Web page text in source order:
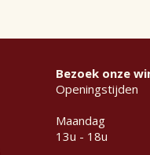
Bezoek onze
Openingstijden
Maandag
13u - 18u